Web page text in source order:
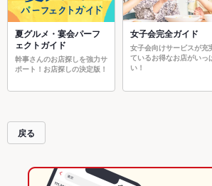
夏グルメ・宴会パーフ
ェクトガイド
幹事さんのお店探しを強力サ
ポート！お店探しの決定版！
女子会完全ガイド
女子会向けサービスが充
ているお得なお店がいっ
い！
戻る